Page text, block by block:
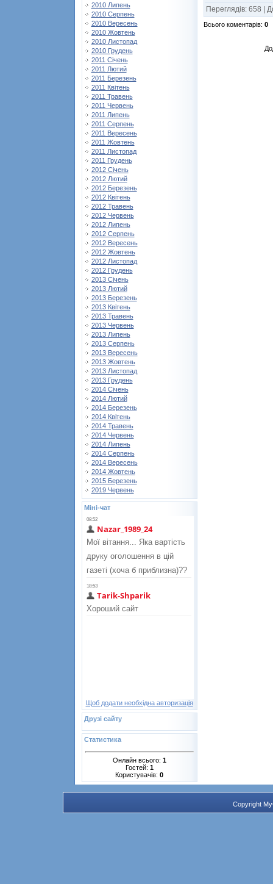
2010 Липень
2010 Серпень
2010 Вересень
2010 Жовтень
2010 Листопад
2010 Грудень
2011 Січень
2011 Лютий
2011 Березень
2011 Квітень
2011 Травень
2011 Червень
2011 Липень
2011 Серпень
2011 Вересень
2011 Жовтень
2011 Листопад
2011 Грудень
2012 Січень
2012 Лютий
2012 Березень
2012 Квітень
2012 Травень
2012 Червень
2012 Липень
2012 Серпень
2012 Вересень
2012 Жовтень
2012 Листопад
2012 Грудень
2013 Січень
2013 Лютий
2013 Березень
2013 Квітень
2013 Травень
2013 Червень
2013 Липень
2013 Серпень
2013 Вересень
2013 Жовтень
2013 Листопад
2013 Грудень
2014 Січень
2014 Лютий
2014 Березень
2014 Квітень
2014 Травень
2014 Червень
2014 Липень
2014 Серпень
2014 Вересень
2014 Жовтень
2015 Березень
2019 Червень
Міні-чат
Щоб додати необхідна авторизація
Друзі сайту
Статистика
Онлайн всього: 1
Гостей: 1
Користувачів: 0
Переглядів: 658 |
Всього коментарів: 0
Copyright